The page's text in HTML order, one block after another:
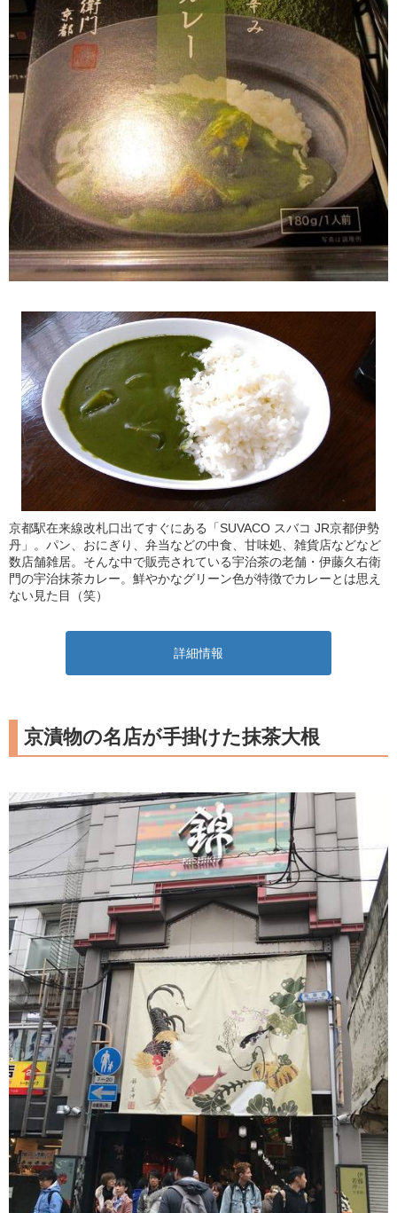
京都駅在来線改札口出てすぐにある「SUVACO スバコ JR京都伊勢
丹」。パン、おにぎり、弁当などの中食、甘味処、雑貨店などなど
数店舗雑居。そんな中で販売されている宇治茶の老舗・伊藤久右衛
門の宇治抹茶カレー。鮮やかなグリーン色が特徴でカレーとは思え
ない見た目（笑）
詳細情報
京漬物の名店が手掛けた抹茶大根